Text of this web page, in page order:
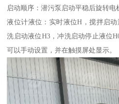
启动顺序：潜污泵启动平稳后旋转电
液位计液位：实时液位H，搅拌启
洗启动液位H3，冲洗启动停止液位
可以手动设置，并在触摸屏处显示。